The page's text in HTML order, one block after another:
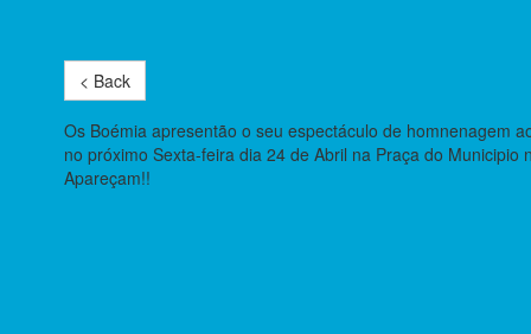
< Back
Os Boémia apresentão o seu espectáculo de homnenagem
no próximo Sexta-feira dia 24 de Abril na Praça do
Apareçam!!